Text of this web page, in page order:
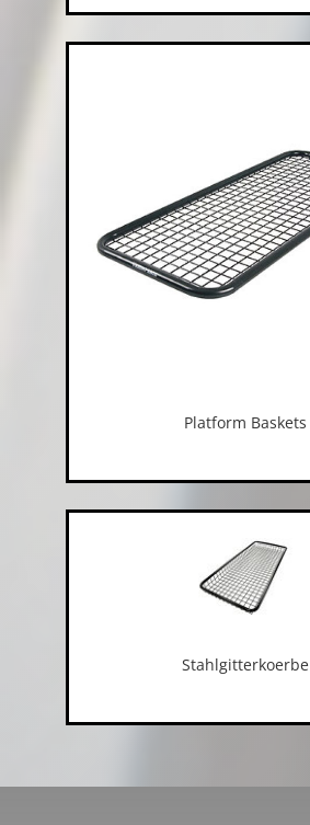
Platform Baskets
Stahlgitterkoerbe